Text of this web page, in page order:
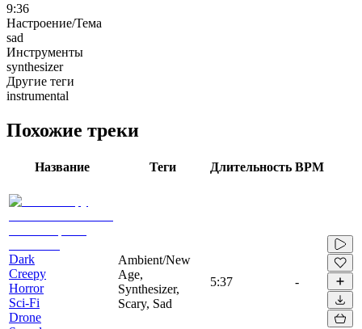
9:36
Настроение/Тема
sad
Инструменты
synthesizer
Другие теги
instrumental
Похожие треки
Название Теги Длительность BPM
Dark
Creepy
Horror
Sci-Fi
Drone
Ambient/New
Age,
Synthesizer,
Scary, Sad
5:37 -